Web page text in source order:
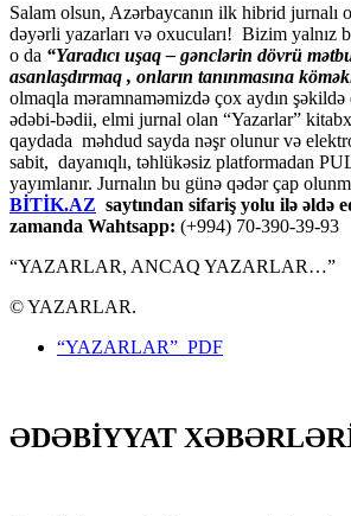
Salam olsun, Azərbaycanın ilk hibrid jurnalı
dəyərli yazarları və oxucuları! Bizim yalnız
o da “Yaradıcı uşaq – gәnclәrin dövrü
asanlaşdırmaq , onların tanınmasına
olmaqla məramnaməmizdə çox aydın
ədəbi-bədii, elmi jurnal olan “Yazarlar”
qaydada məhdud sayda nəşr olunur və
sabit, dayanıqlı, təhlükəsiz platformadan
yayımlanır. Jurnalın bu günə qədər çap
BİTİK.AZ saytından sifariş yolu ilə əldə
zamanda Wahtsapp: (+994) 70-390-39-93
“YAZARLAR, ANCAQ YAZARLAR…”
© YAZARLAR.
“YAZARLAR” PDF
ƏDƏBİYYAT